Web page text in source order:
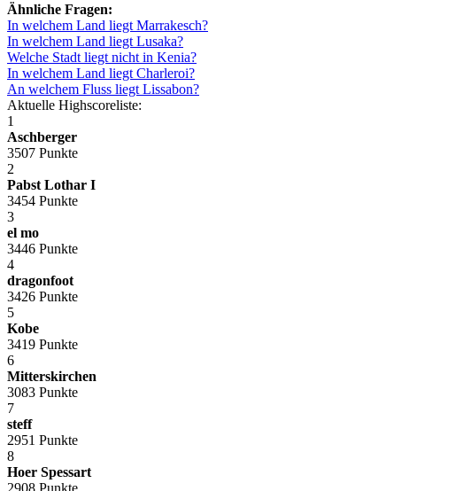
Ähnliche Fragen:
In welchem Land liegt Marrakesch?
In welchem Land liegt Lusaka?
Welche Stadt liegt nicht in Kenia?
In welchem Land liegt Charleroi?
An welchem Fluss liegt Lissabon?
Aktuelle Highscoreliste:
1
Aschberger
3507 Punkte
2
Pabst Lothar I
3454 Punkte
3
el mo
3446 Punkte
4
dragonfoot
3426 Punkte
5
Kobe
3419 Punkte
6
Mitterskirchen
3083 Punkte
7
steff
2951 Punkte
8
Hoer Spessart
2908 Punkte